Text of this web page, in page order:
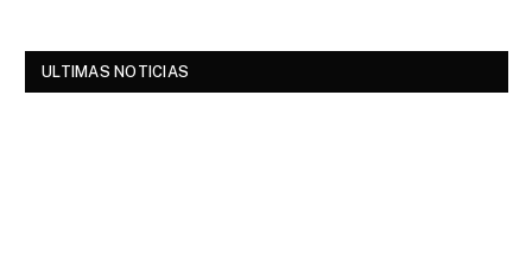
ULTIMAS NOTICIAS